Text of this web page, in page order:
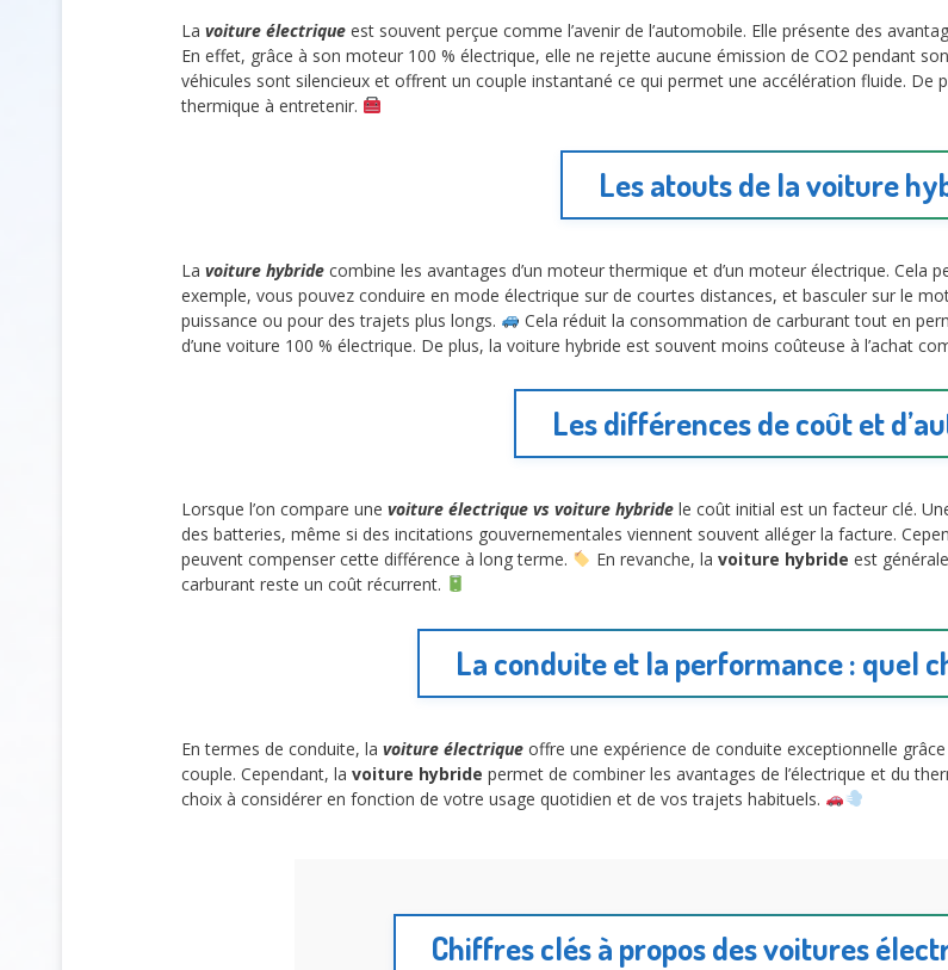
La voiture électrique est souvent perçue comme l’avenir de l’automobile. Elle présente des
En effet, grâce à son moteur 100 % électrique, elle ne rejette aucune émission de CO2 pendant
véhicules sont silencieux et offrent un couple instantané ce qui permet une accélération fluide. De
thermique à entretenir.
Les atouts de la voiture
La voiture hybride combine les avantages d’un moteur thermique et d’un moteur électrique. Cela
exemple, vous pouvez conduire en mode électrique sur de courtes distances, et basculer sur le
puissance ou pour des trajets plus longs.
Cela réduit la consommation de carburant tout en
d’une voiture 100 % électrique. De plus, la voiture hybride est souvent moins coûteuse à l’achat
Les différences de coût et
Lorsque l’on compare une voiture électrique vs voiture hybride le coût initial est un facteur clé.
des batteries, même si des incitations gouvernementales viennent souvent alléger la facture.
peuvent compenser cette différence à long terme.
En revanche, la voiture hybride est
carburant reste un coût récurrent.
La conduite et la performance : quel
En termes de conduite, la voiture électrique offre une expérience de conduite exceptionnelle
couple. Cependant, la voiture hybride permet de combiner les avantages de l’électrique et du
choix à considérer en fonction de votre usage quotidien et de vos trajets habituels.
Chiffres clés à propos des voitures